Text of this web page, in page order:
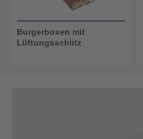
Burgerboxen mit
Lüftungsschlitz